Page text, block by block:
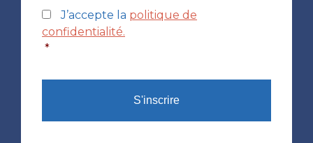
*
J’accepte la politique de
confidentialité.
*